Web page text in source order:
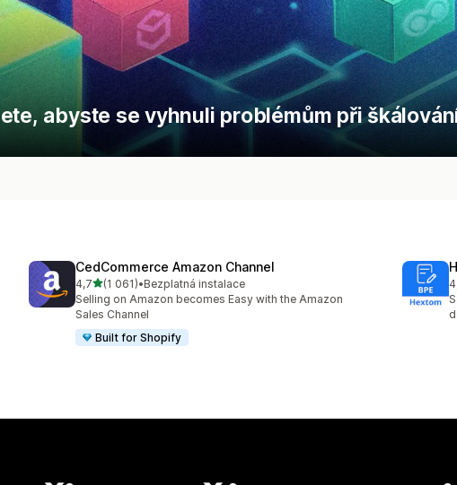
abyste se vyhnuli problémům při
CedCommerce Amazon Channel
4,7z 5 hvězd
(1 061)
Celkový počet recenzí: 1061
•Bezplatná instalace
Selling on Amazon becomes Easy with the Amazon
Sales Channel
Built for Shopify